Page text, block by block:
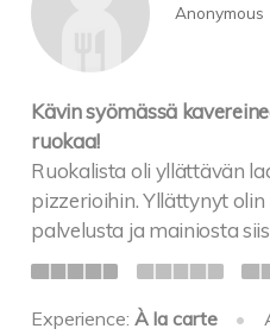
Anonymous
Kävin syömässä
ruokaa!
Ruokalista oli yllättävän
pizzerioihin. Yllättynyt
palvelusta ja mainiosta
Experience:À la carte •